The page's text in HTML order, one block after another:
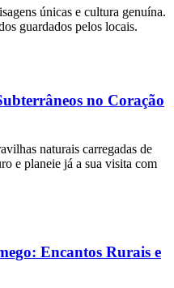
únicas e cultura genuína.
guardados pelos locais.
no Coração
naturais carregadas de
e planeie já a sua visita com
Encantos Rurais e